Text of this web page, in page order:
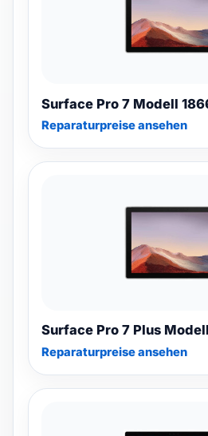
Surface Pro 7 Modell
Reparaturpreise ansehen
Surface Pro 7 Plus
Reparaturpreise ansehen